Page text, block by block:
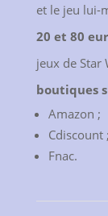
et le jeu lui-
20 et 80
jeux de Star
boutiques
Amazon ;
Cdiscount ;
Fnac.